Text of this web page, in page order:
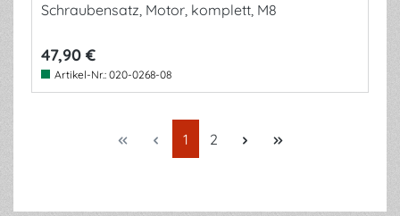
Schraubensatz, Motor, komplett, M8
47,90 €
Artikel-Nr.: 020-0268-08
Seite
1 Seite
2